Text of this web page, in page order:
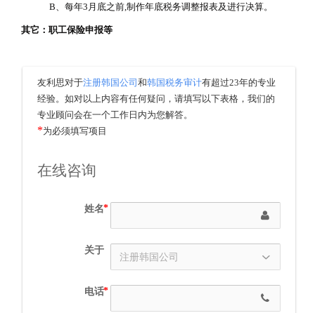
B、每年3月底之前,制作年底税务调整报表及进行决算。
其它：职工保险申报等
友利思对于注册韩国公司 和韩国税务审计有超过23年的专业
经验。如对以上内容有任何疑问，请填写以下表格，我们的
专业顾问会在一个工作日内为您解答。
*为必须填写项目
在线咨询
姓名
关于
电话